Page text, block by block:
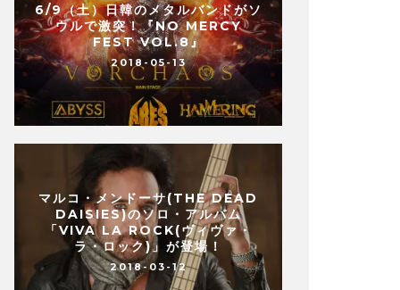
6/9（土）日韓のメタルバンドがソ
ウルで激突！『NO MERCY
FEST VOL.8』
2018-05-13
マルコ・メンドーサ(THE DEAD
DAISIES)のソロ・アルバム
「VIVA LA ROCK(ヴィヴァ・
ラ・ロック)」が登場！
2018-03-12